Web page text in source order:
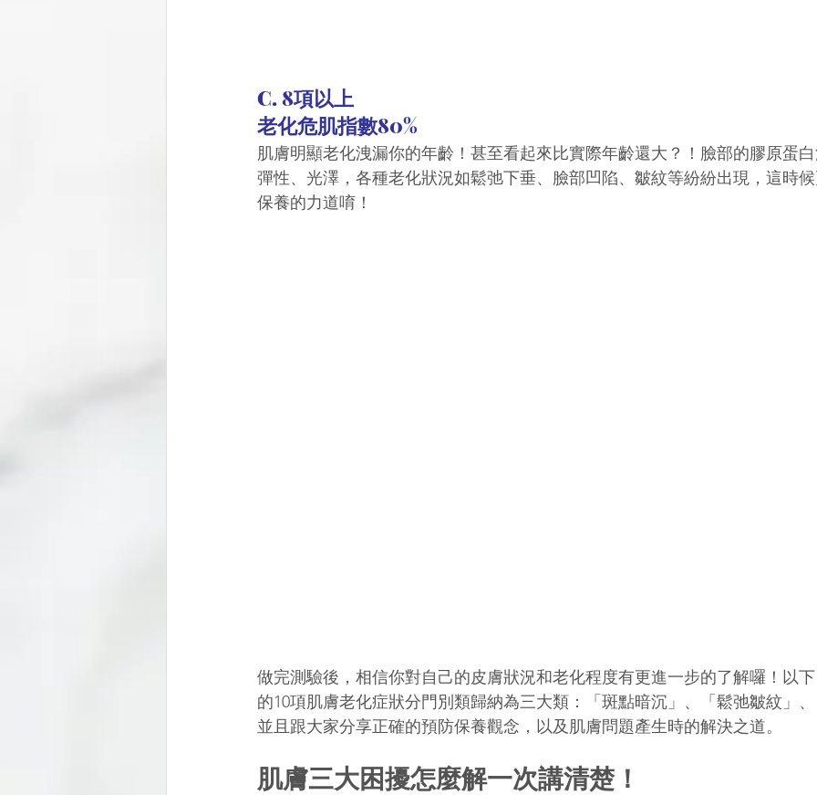
C. 8項以上
老化危肌指數80%
肌膚明顯老化洩漏你的年齡！甚至看起來比實際年齡還大？！臉部的膠原蛋
彈性、光澤，各種老化狀況如鬆弛下垂、臉部凹陷、皺紋等紛紛出現，這時
保養的力道唷！
做完測驗後，相信你對自己的皮膚狀況和老化程度有更進一步的了解囉！以
的10項肌膚老化症狀分門別類歸納為三大類：「斑點暗沉」、「鬆弛皺紋」
並且跟大家分享正確的預防保養觀念，以及肌膚問題產生時的解決之道。
肌膚三大困擾怎麼解一次講清楚！